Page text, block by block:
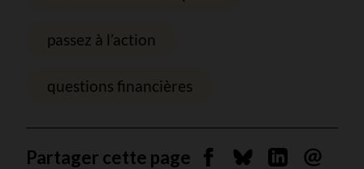
passez à l’action
questions financières
Partager cette page Partager sur Facebook
Partager sur
Partager sur